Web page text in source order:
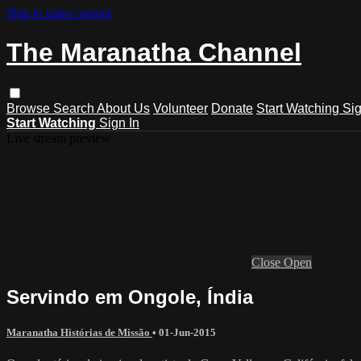
Skip to main content
The Maranatha Channel
Browse Search About Us Volunteer Donate Start Watching
Start Watching Sign In
Close Open
Servindo em Ongole, Índia
Maranatha Histórias de Missão • 01-Jun-2015